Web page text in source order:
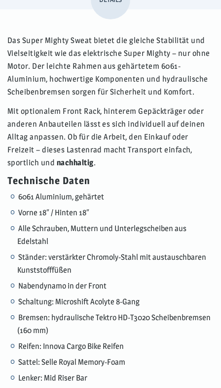
Das Super Mighty Sweat bietet die gleiche Stabilität und
Vielseitigkeit wie das elektrische Super Mighty – nur ohne
Motor. Der leichte Rahmen aus gehärtetem 6061-
Aluminium, hochwertige Komponenten und hydraulische
Scheibenbremsen sorgen für Sicherheit und Komfort.
Mit optionalem Front Rack, hinterem Gepäckträger oder
anderen Anbauteilen lässt es sich individuell auf deinen
Alltag anpassen. Ob für die Arbeit, den Einkauf oder
Freizeit – dieses Lastenrad macht Transport einfach,
sportlich und nachhaltig.
Technische Daten
6061 Aluminium, gehärtet
Vorne 18″ / Hinten 18″
Alle Schrauben, Muttern und Unterlegscheiben aus
Edelstahl
Ständer: verstärkter Chromoly-Stahl mit austauschbaren
Kunststofffüßen
Nabendynamo in der Front
Schaltung: Microshift Acolyte 8-Gang
Bremsen: hydraulische Tektro HD-T3020 Scheibenbremsen
(160 mm)
Reifen: Innova Cargo Bike Reifen
Sattel: Selle Royal Memory-Foam
Lenker: Mid Riser Bar